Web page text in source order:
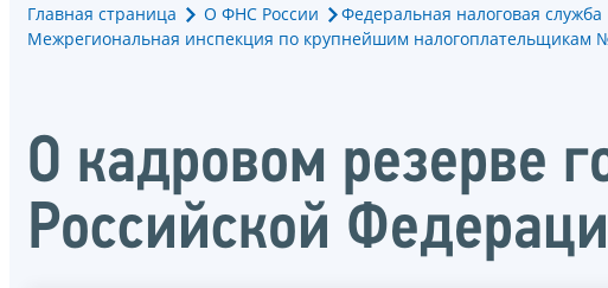
Главная страница О ФНС России Федеральная налоговая служба
Межрегиональная инспекция по крупнейшим налогоплательщикам
О кадровом резерве
Российской